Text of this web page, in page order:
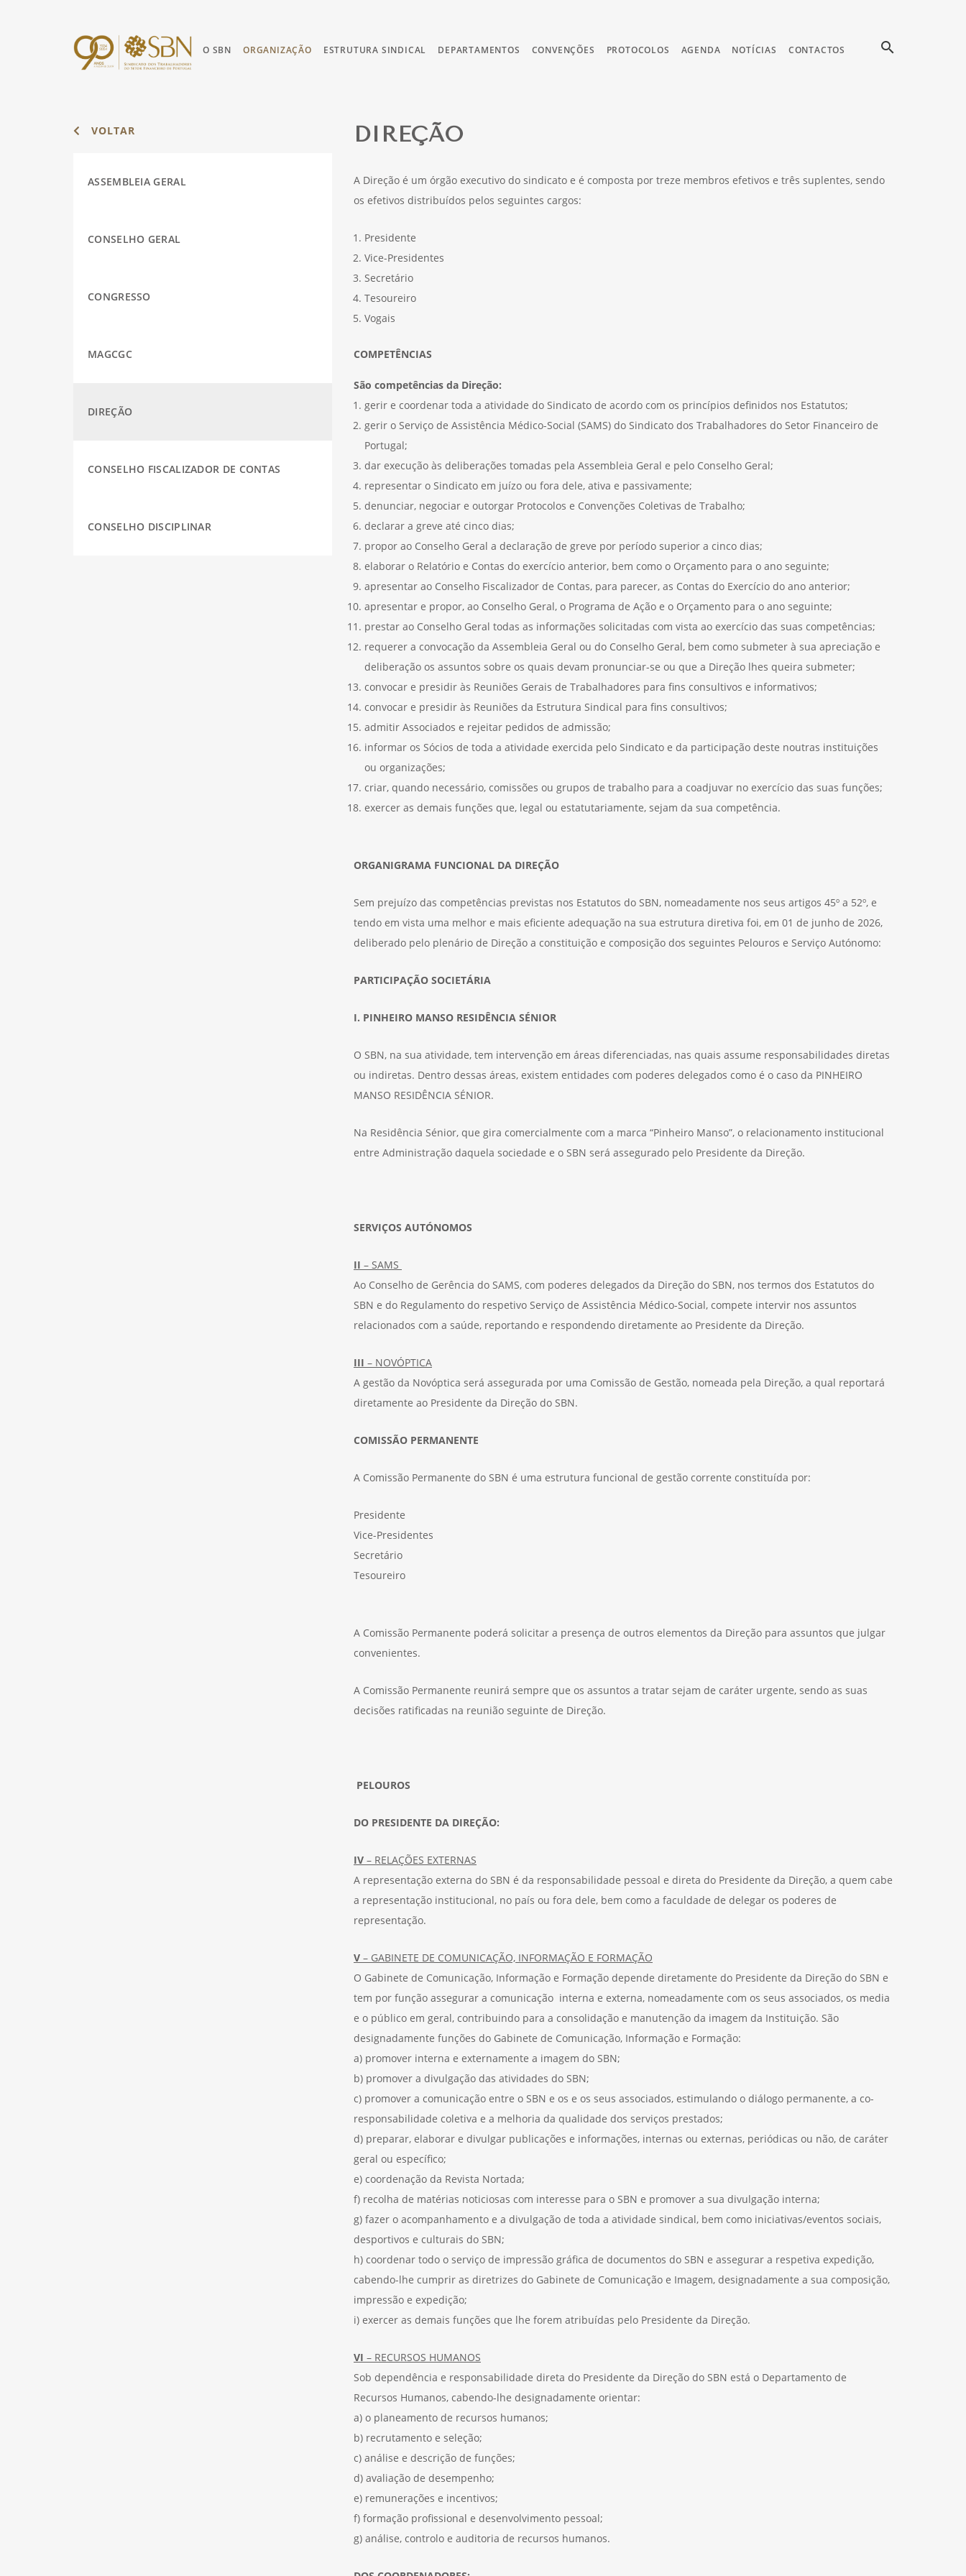
O SBN ORGANIZAÇÃO ESTRUTURA SINDICAL DEPARTAMENTOS CONVENÇÕES PROTOCOLOS AGENDA NOTÍCIAS CONTACTOS search
VOLTAR
ASSEMBLEIA GERAL
CONSELHO GERAL
CONGRESSO
MAGCGC
DIREÇÃO
CONSELHO FISCALIZADOR DE CONTAS
CONSELHO DISCIPLINAR
DIREÇÃO
A Direção é um órgão executivo do sindicato e é composta por treze membros efetivos e três suplentes, sendo
os efetivos distribuídos pelos seguintes cargos:
Presidente
Vice-Presidentes
Secretário
Tesoureiro
Vogais
COMPETÊNCIAS
São competências da Direção:
gerir e coordenar toda a atividade do Sindicato de acordo com os princípios definidos nos Estatutos;
gerir o Serviço de Assistência Médico-Social (SAMS) do Sindicato dos Trabalhadores do Setor Financeiro de
Portugal;
dar execução às deliberações tomadas pela Assembleia Geral e pelo Conselho Geral;
representar o Sindicato em juízo ou fora dele, ativa e passivamente;
denunciar, negociar e outorgar Protocolos e Convenções Coletivas de Trabalho;
declarar a greve até cinco dias;
propor ao Conselho Geral a declaração de greve por período superior a cinco dias;
elaborar o Relatório e Contas do exercício anterior, bem como o Orçamento para o ano seguinte;
apresentar ao Conselho Fiscalizador de Contas, para parecer, as Contas do Exercício do ano anterior;
apresentar e propor, ao Conselho Geral, o Programa de Ação e o Orçamento para o ano seguinte;
prestar ao Conselho Geral todas as informações solicitadas com vista ao exercício das suas competências;
requerer a convocação da Assembleia Geral ou do Conselho Geral, bem como submeter à sua apreciação e
deliberação os assuntos sobre os quais devam pronunciar-se ou que a Direção lhes queira submeter;
convocar e presidir às Reuniões Gerais de Trabalhadores para fins consultivos e informativos;
convocar e presidir às Reuniões da Estrutura Sindical para fins consultivos;
admitir Associados e rejeitar pedidos de admissão;
informar os Sócios de toda a atividade exercida pelo Sindicato e da participação deste noutras instituições
ou organizações;
criar, quando necessário, comissões ou grupos de trabalho para a coadjuvar no exercício das suas funções;
exercer as demais funções que, legal ou estatutariamente, sejam da sua competência.
ORGANIGRAMA FUNCIONAL DA DIREÇÃO
Sem prejuízo das competências previstas nos Estatutos do SBN, nomeadamente nos seus artigos 45º a 52º, e
tendo em vista uma melhor e mais eficiente adequação na sua estrutura diretiva foi, em 01 de junho de 2026,
deliberado pelo plenário de Direção a constituição e composição dos seguintes Pelouros e Serviço Autónomo:
PARTICIPAÇÃO SOCIETÁRIA
I. PINHEIRO MANSO RESIDÊNCIA SÉNIOR
O SBN, na sua atividade, tem intervenção em áreas diferenciadas, nas quais assume responsabilidades diretas
ou indiretas. Dentro dessas áreas, existem entidades com poderes delegados como é o caso da PINHEIRO
MANSO RESIDÊNCIA SÉNIOR.
Na Residência Sénior, que gira comercialmente com a marca “Pinheiro Manso”, o relacionamento institucional
entre Administração daquela sociedade e o SBN será assegurado pelo Presidente da Direção.
SERVIÇOS AUTÓNOMOS
II – SAMS
Ao Conselho de Gerência do SAMS, com poderes delegados da Direção do SBN, nos termos dos Estatutos do
SBN e do Regulamento do respetivo Serviço de Assistência Médico-Social, compete intervir nos assuntos
relacionados com a saúde, reportando e respondendo diretamente ao Presidente da Direção.
III – NOVÓPTICA
A gestão da Novóptica será assegurada por uma Comissão de Gestão, nomeada pela Direção, a qual reportará
diretamente ao Presidente da Direção do SBN.
COMISSÃO PERMANENTE
A Comissão Permanente do SBN é uma estrutura funcional de gestão corrente constituída por:
Presidente
Vice-Presidentes
Secretário
Tesoureiro
A Comissão Permanente poderá solicitar a presença de outros elementos da Direção para assuntos que julgar
convenientes.
A Comissão Permanente reunirá sempre que os assuntos a tratar sejam de caráter urgente, sendo as suas
decisões ratificadas na reunião seguinte de Direção.
PELOUROS
DO PRESIDENTE DA DIREÇÃO:
IV – RELAÇÕES EXTERNAS
A representação externa do SBN é da responsabilidade pessoal e direta do Presidente da Direção, a quem cabe
a representação institucional, no país ou fora dele, bem como a faculdade de delegar os poderes de
representação.
V – GABINETE DE COMUNICAÇÃO, INFORMAÇÃO E FORMAÇÃO
O Gabinete de Comunicação, Informação e Formação depende diretamente do Presidente da Direção do SBN e
tem por função assegurar a comunicação interna e externa, nomeadamente com os seus associados, os media
e o público em geral, contribuindo para a consolidação e manutenção da imagem da Instituição. São
designadamente funções do Gabinete de Comunicação, Informação e Formação:
a) promover interna e externamente a imagem do SBN;
b) promover a divulgação das atividades do SBN;
c) promover a comunicação entre o SBN e os e os seus associados, estimulando o diálogo permanente, a co-
responsabilidade coletiva e a melhoria da qualidade dos serviços prestados;
d) preparar, elaborar e divulgar publicações e informações, internas ou externas, periódicas ou não, de caráter
geral ou específico;
e) coordenação da Revista Nortada;
f) recolha de matérias noticiosas com interesse para o SBN e promover a sua divulgação interna;
g) fazer o acompanhamento e a divulgação de toda a atividade sindical, bem como iniciativas/eventos sociais,
desportivos e culturais do SBN;
h) coordenar todo o serviço de impressão gráfica de documentos do SBN e assegurar a respetiva expedição,
cabendo-lhe cumprir as diretrizes do Gabinete de Comunicação e Imagem, designadamente a sua composição,
impressão e expedição;
i) exercer as demais funções que lhe forem atribuídas pelo Presidente da Direção.
VI – RECURSOS HUMANOS
Sob dependência e responsabilidade direta do Presidente da Direção do SBN está o Departamento de
Recursos Humanos, cabendo-lhe designadamente orientar:
a) o planeamento de recursos humanos;
b) recrutamento e seleção;
c) análise e descrição de funções;
d) avaliação de desempenho;
e) remunerações e incentivos;
f) formação profissional e desenvolvimento pessoal;
g) análise, controlo e auditoria de recursos humanos.